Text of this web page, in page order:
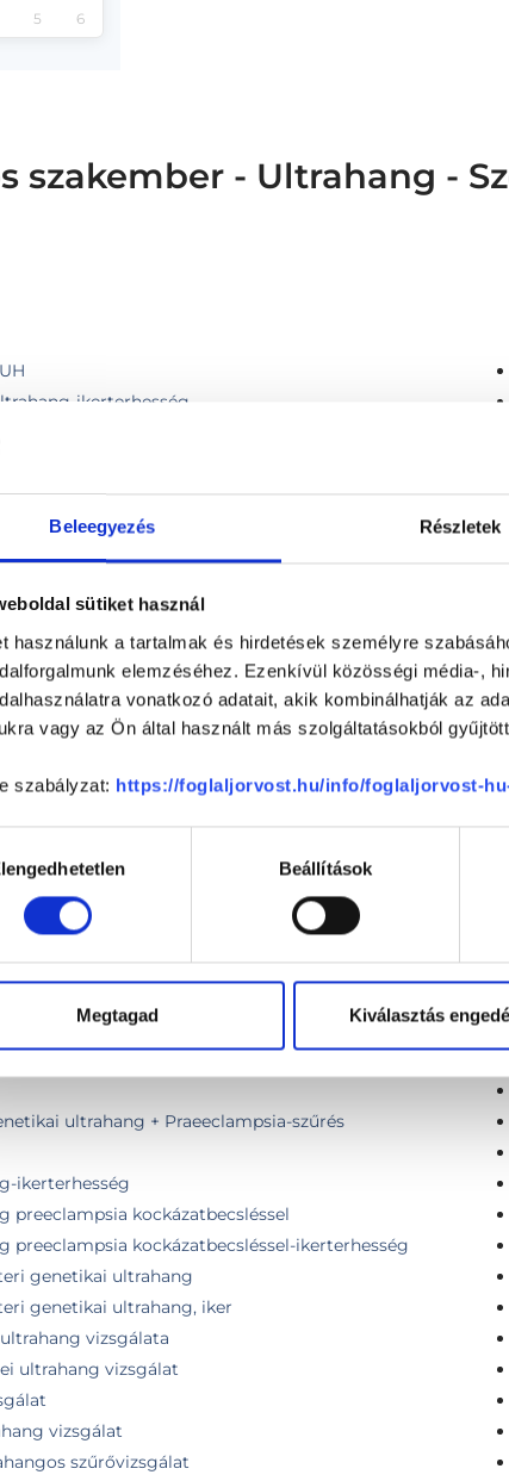
Beleegyezés Részletek
sütiket használ
használunk a tartalmak és hirdetések személyre
elemzéséhez. Ezenkívül közösségi média-,
vonatkozó adatait, akik kombinálhatják az
vagy az Ön által használt más szolgáltatásokból
szabályzat: https://foglaljorvost.hu/info/foglaljorvost-
Beállítások
Megtagad Kiválasztás
5 6
szakember - Ultrahang -
ikerterhesség
trimeszteri ultrahang vizsgálat
ultrahang vizsgálat
50% kedvezménnyel, AJÁNDÉK PREMIUM
50% Visszaváró kedvezménnyel
vizsgálattól)
keringés Doppler vizsgálata
vénás Doppler vizsgálata
Doppler vizsgálata
UH vizsgálat)
UH vizsgálat) ikerterhesség esetén
vizsgálat
ultrahang
ultrahang, iker
ultrahang + Kiterjesztett kombinált teszt
ultrahang + Kiterjesztett kombinált teszt
ultrahang + Praeeclampsia-szűrés
ikerterhesség
preeclampsia kockázatbecsléssel
preeclampsia kockázatbecsléssel-ikerterhesség
genetikai ultrahang
genetikai ultrahang, iker
vizsgálata
ultrahang vizsgálat
vizsgálat
szűrővizsgálat